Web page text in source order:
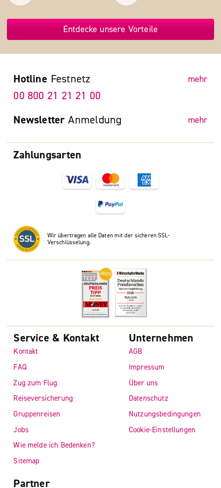
Entdecke unsere Vorteile
Zahlungsarten
Wir übertragen alle Daten mit der sicheren SSL-
Verschlüsselung.
Hotline Festnetz mehr
00 800 21 21 21 00
Newsletter Anmeldung mehr
Service & Kontakt
Kontakt
FAQ
Zug zum Flug
Reiseversicherung
Gruppenreisen
Jobs
Wie melde ich Bedenken?
Sitemap
Unternehmen
AGB
Impressum
Über uns
Datenschutz
Nutzungsbedingungen
Cookie-Einstellungen
Partner